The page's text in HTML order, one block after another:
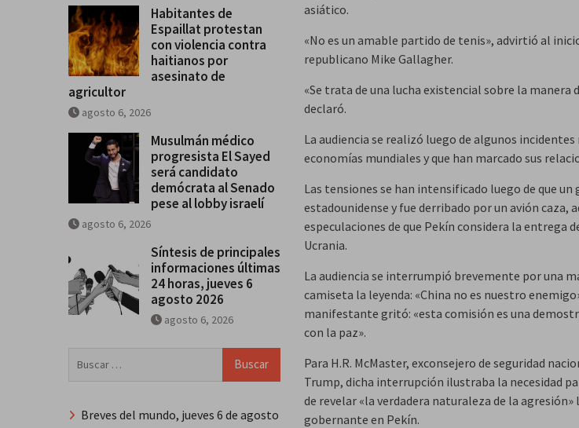
asiático.
«No es un amable partido de tenis», advirtió al
republicano Mike Gallagher.
«Se trata de una lucha existencial sobre la manera
declaró.
La audiencia se realizó luego de algunos
economías mundiales y que han marcado sus
Las tensiones se han intensificado luego de que
estadounidense y fue derribado por un avión caza,
especulaciones de que Pekín considera la entrega
Ucrania.
La audiencia se interrumpió brevemente por una
camiseta la leyenda: «China no es nuestro
manifestante gritó: «esta comisión es una
con la paz».
Para H.R. McMaster, exconsejero de seguridad
Trump, dicha interrupción ilustraba la necesidad
de revelar «la verdadera naturaleza de la
gobernante en Pekín.
Habitantes de
Espaillat protestan
con violencia contra
haitianos por
asesinato de
agricultor
agosto 6, 2026
Musulmán médico
progresista El Sayed
será candidato
demócrata al Senado
pese al lobby israelí
agosto 6, 2026
Síntesis de principales
informaciones últimas
24 horas, jueves 6
agosto 2026
agosto 6, 2026
Breves del mundo, jueves 6 de agosto